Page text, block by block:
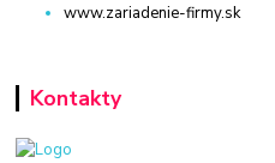
www.zariadenie-firmy.sk
Kontakty